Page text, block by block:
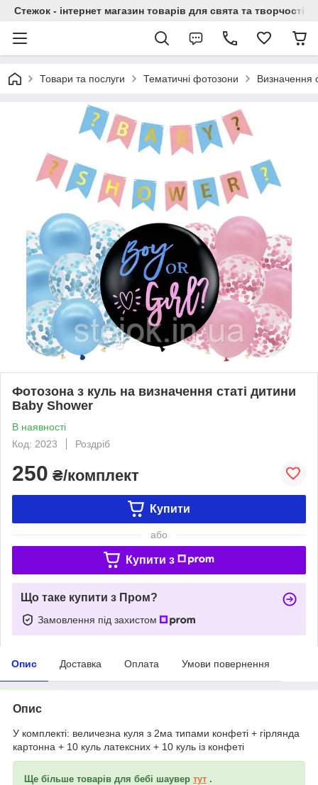
Стежок - інтернет магазин товарів для свята та творчості
Товари та послуги Тематичні фотозони Визначення
Фотозона з куль на визначення статі дитини
Baby Shower
В наявності
Код: 2023
Роздріб
250 ₴/комплект
Купити
або
Купити з
Що таке купити з Пром?
Замовлення під захистом
Опис Доставка Оплата Умови повернення
Опис
У комплекті: величезна куля з 2ма типами конфеті + гірлянда
картонна + 10 куль латексних + 10 куль із конфеті
Ще більше товарів для бебі шаувер тут .